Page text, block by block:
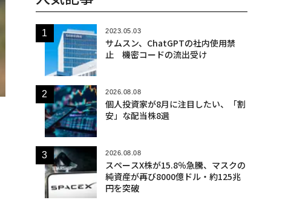
2023.05.03
サムスン、ChatGPTの社内使用禁
止 機密コードの流出受け
2026.08.08
個人投資家が8月に注目したい、「割
安」な配当株8選
2026.08.08
スペースX株が15.8％急騰、マスクの
純資産が再び8000億ドル・約125兆
円を突破